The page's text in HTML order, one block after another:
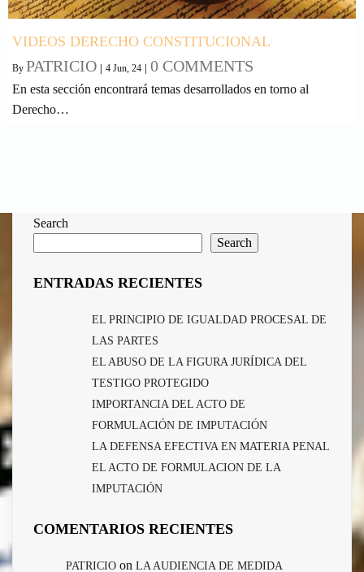
VIDEOS DERECHO CONSTITUCIONAL
By PATRICIO | 4 Jun, 24 | 0 COMMENTS
En esta sección encontrará temas desarrollados en torno al
Derecho…
Search
Search
ENTRADAS RECIENTES
EL PRINCIPIO DE IGUALDAD PROCESAL DE
LAS PARTES
EL ABUSO DE LA FIGURA JURÍDICA DEL
TESTIGO PROTEGIDO
IMPORTANCIA DEL ACTO DE
FORMULACIÓN DE IMPUTACIÓN
LA DEFENSA EFECTIVA EN MATERIA PENAL
EL ACTO DE FORMULACION DE LA
IMPUTACIÓN
COMENTARIOS RECIENTES
PATRICIO on LA AUDIENCIA DE MEDIDA